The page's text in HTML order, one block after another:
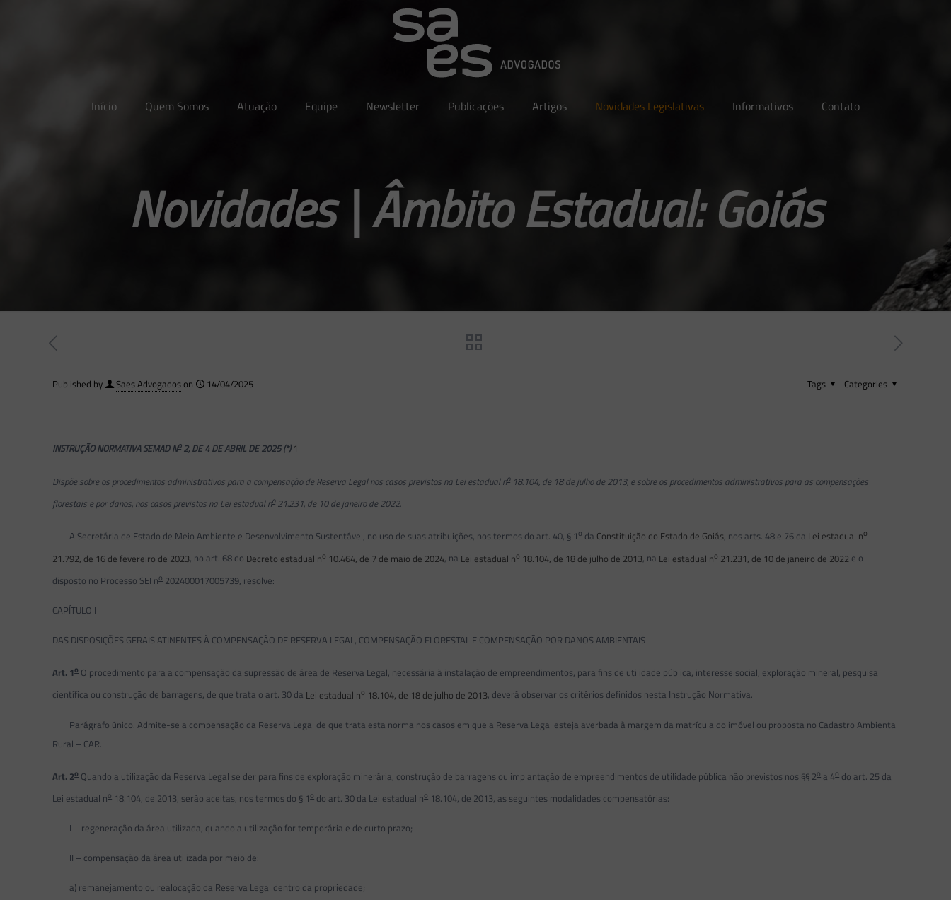
Início Quem Somos Atuação Equipe Newsletter Publicações Artigos Novidades Legislativas Informativos Contato
Novidades | Âmbito Estadual: Goiás
Published by Saes Advogadoson 14/04/2025 Categories
Tags
INSTRUÇÃO NORMATIVA SEMAD No2, DE 4 DE ABRIL DE 2025 (*)1
Dispõe sobre os procedimentos administrativos para a compensação de Reserva Legal nos casos previstos na Lei estadual no18.104, de 18 de julho de 2013, e sobre os procedimentos administrativos para as compensações
florestais e por danos, nos casos previstos na Lei estadual no21.231, de 10 de janeiro de 2022.
A Secretária de Estado de Meio Ambiente e Desenvolvimento Sustentável, no uso de suas atribuições, nos termos do art. 40, § 1o da Constituição do Estado de Goiás, nos arts. 48 e 76 da Lei estadual no
21.792, de 16 de fevereiro de 2023, no art. 68 do Decreto estadual no 10.464, de 7 de maio de 2024, na Lei estadual no 18.104, de 18 de julho de 2013, na Lei estadual no 21.231, de 10 de janeiro de 2022 e o
disposto no Processo SEI no 202400017005739, resolve:
CAPÍTULO I
DAS DISPOSIÇÕES GERAIS ATINENTES À COMPENSAÇÃO DE RESERVA LEGAL, COMPENSAÇÃO FLORESTAL E COMPENSAÇÃO POR DANOS AMBIENTAIS
Art. 1o O procedimento para a compensação da supressão de área de Reserva Legal, necessária à instalação de empreendimentos, para fins de utilidade pública, interesse social, exploração mineral, pesquisa
científica ou construção de barragens, de que trata o art. 30 da Lei estadual no 18.104, de 18 de julho de 2013, deverá observar os critérios definidos nesta Instrução Normativa.
Parágrafo único. Admite-se a compensação da Reserva Legal de que trata esta norma nos casos em que a Reserva Legal esteja averbada à margem da matrícula do imóvel ou proposta no Cadastro Ambiental
Rural – CAR.
Art. 2o Quando a utilização da Reserva Legal se der para fins de exploração minerária, construção de barragens ou implantação de empreendimentos de utilidade pública não previstos nos §§ 2o a 4o do art. 25 da
Lei estadual no 18.104, de 2013, serão aceitas, nos termos do § 1o do art. 30 da Lei estadual no 18.104, de 2013, as seguintes modalidades compensatórias:
I – regeneração da área utilizada, quando a utilização for temporária e de curto prazo;
II – compensação da área utilizada por meio de:
a) remanejamento ou realocação da Reserva Legal dentro da propriedade;